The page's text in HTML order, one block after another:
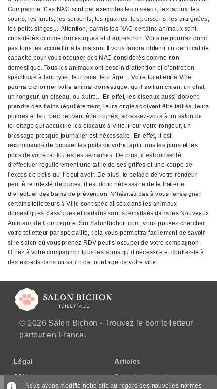
Compagnie. Ces NAC sont par exemples les oiseaux, les lapins, les
souris, les furets, les serpents, les iguanes, les poissons, les araignées,
les petits singes,... Attention, parmis les NAC certains animaux sont
considérés comme domestiques et d’autres non. Vous ne pourrez donc
pas tous les accueillir à la maison. Il vous faudra obtenir un certificat de
capacité pour vous occuper des NAC considérés comme non
domestique. Tous les animaux ont besoin d’attention et d’entretien
spécifique à leur type, leur race, leur âge,... Votre toiletteur à Ville
pourra bichonner votre animal domestique, qu’il soit un chien, un chat,
un rongeur, un oiseau, ou autre... En effet, les oiseaux aussi doivent
prendre des bains régulièrement, leurs ongles doivent être taillés, leurs
plumes et leur bec peuvent être rognés, adressez-vous à un salon de
toilettage qui accueille les oiseaux à Ville. Pour votre rongeur, un
brossage presque journalier est nécessaire. En effet, il est
recommandé de brosser les poils de votre lapin tous les jours et les
poils de votre rat toutes les semaines. De plus, il est conseillé
d’effectuer régulièrement une taille de ses griffes et une coupe de
l'excès de poils qu’il peut avoir. De plus, le pelage de votre rongeur
peut être infesté de puces, il est donc nécessaire de le traiter et
d’effectuer des bains de prévention. N’hésitez pas à vous renseigner,
certains toiletteurs à Ville sont spécialisés dans les animaux
domestiques classiques et certains sont spécialisés dans les Nouveaux
Animaux de Compagnie. Sur SalonBichon.com, vous pouvez chercher
votre toiletteur par spécialité, cela vous permettra facilement de savoir
si le salon où vous prenez RDV peut s’occuper de votre compagnon.
Offrez à votre compagnon tous les soins qu’il nécessite et confiez-le à
des experts dans un salon de toilettage de votre ville.
© 2026 Salon Bichon - Trouvez le bon toiletteur
partout en France.
Légal
CGU
Articles
Guide des démarches
Nous avons modifié notre site au regard des nouvelles normes